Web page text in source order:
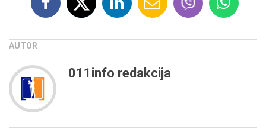
AUTOR
011info redakcija